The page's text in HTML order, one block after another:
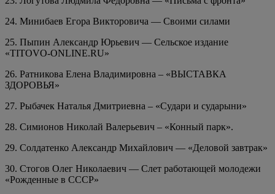
24. Минибаев Егора Викторовича — Своими силами
25. Пыпин Александр Юрьевич — Сельское издание
«TITOVO-ONLINE.RU»
26. Ратникова Елена Владимировна – «ВЫСТАВКА
ЗДОРОВЬЯ»
27. Рыбачек Наталья Дмитриевна – «Судари и сударыни»
28. Симионов Николай Валерьевич – «Конный парк».
29. Солдатенко Александр Михайлович — «Деловой завтрак»
30. Стогов Олег Николаевич — Слет работающей молодежи
«Рожденные в СССР»